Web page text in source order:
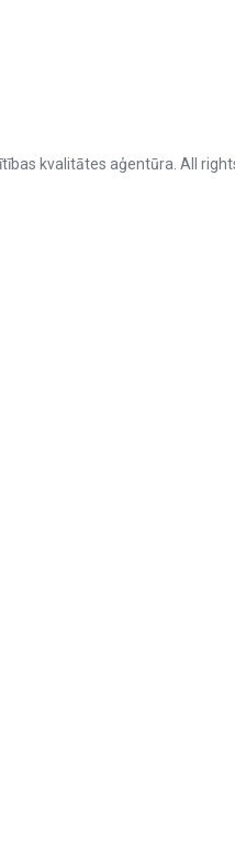
kvalitātes aģentūra. All